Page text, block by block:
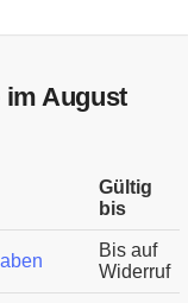
im August
Gültig
bis
Bis auf
Widerruf